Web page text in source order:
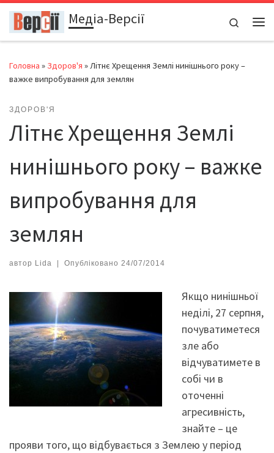
Перейти до вмістуМедіа-Версії
Search
Головна » Здоров'я »Літнє Хрещення Землі нинішнього року –
важке випробування для землян
ЗДОРОВ'Я
Літнє Хрещення Землі
нинішнього року – важке
випробування для
землян
автор Lida | Опубліковано 24/07/2014
Якщо нинішньої
неділі, 27 серпня,
почуватиметеся
зле або
відчуватимете в
собі чи в
оточенні
агресивність,
знайте – це
прояви того, що відбувається з Землею у період